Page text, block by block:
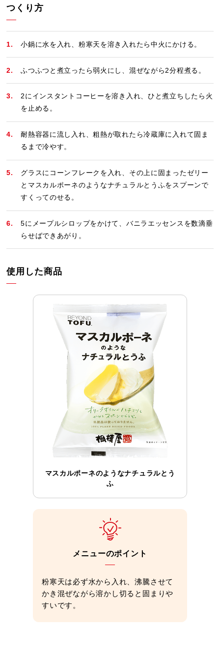
つくり方
小鍋に水を入れ、粉寒天を溶き入れたら中火にかける。
ふつふつと煮立ったら弱火にし、混ぜながら2分程煮る。
2にインスタントコーヒーを溶き入れ、ひと煮立ちしたら火
を止める。
耐熱容器に流し入れ、粗熱が取れたら冷蔵庫に入れて固ま
るまで冷やす。
グラスにコーンフレークを入れ、その上に固まったゼリー
とマスカルポーネのようなナチュラルとうふをスプーンで
すくってのせる。
5にメープルシロップをかけて、バニラエッセンスを数滴垂
らせばできあがり。
使用した商品
マスカルポーネのようなナチュラルとう
ふ
メニューのポイント
粉寒天は必ず水から入れ、沸騰させて
かき混ぜながら溶かし切ると固まりや
すいです。